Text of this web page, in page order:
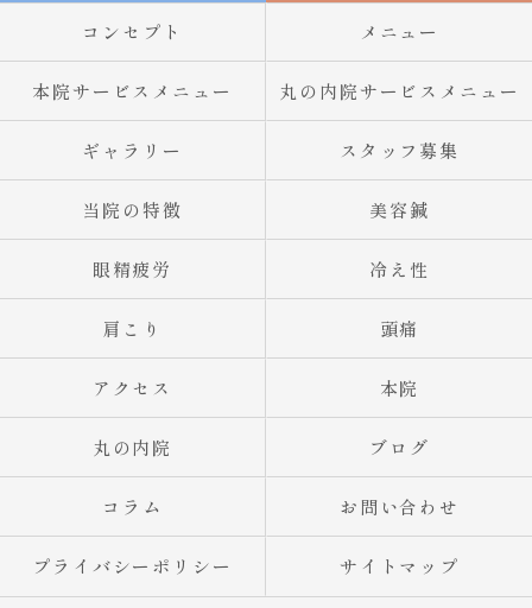
コンセプト メニュー
本院サービスメニュー 丸の内院サービスメニュー
ギャラリー スタッフ募集
当院の特徴 美容鍼
眼精疲労 冷え性
肩こり 頭痛
アクセス 本院
丸の内院 ブログ
コラム お問い合わせ
プライバシーポリシー サイトマップ